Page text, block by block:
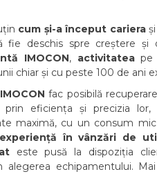
cum și-a început carierași
fie deschis spre creștere și
IMOCON, activitateape
chiar și cu peste 100 de ani
fac posibilă
eficiența și precizia lor,
maximă, cu un consum
în vânzări de
este pusă la dispoziția
alegerea echipamentului.